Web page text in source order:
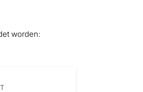
worden: